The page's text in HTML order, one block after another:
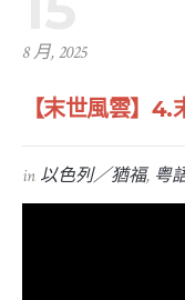
8 月, 2025
【末世風雲】4.
in 以色列／猶福, 粤